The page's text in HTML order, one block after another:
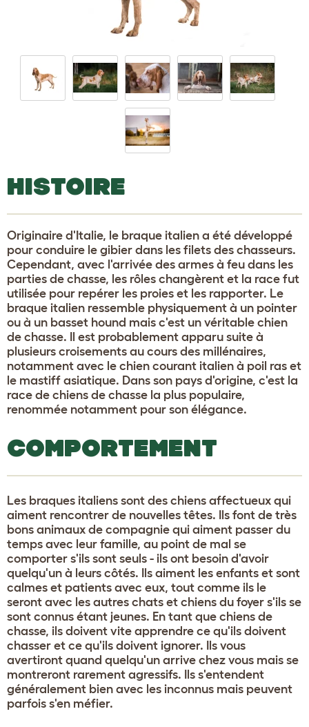
HISTOIRE
Originaire d'Italie, le braque italien a été développé
pour conduire le gibier dans les filets des chasseurs.
Cependant, avec l'arrivée des armes à feu dans les
parties de chasse, les rôles changèrent et la race fut
utilisée pour repérer les proies et les rapporter. Le
braque italien ressemble physiquement à un pointer
ou à un basset hound mais c'est un véritable chien
de chasse. Il est probablement apparu suite à
plusieurs croisements au cours des millénaires,
notamment avec le chien courant italien à poil ras et
le mastiff asiatique. Dans son pays d'origine, c'est la
race de chiens de chasse la plus populaire,
renommée notamment pour son élégance.
COMPORTEMENT
Les braques italiens sont des chiens affectueux qui
aiment rencontrer de nouvelles têtes. Ils font de très
bons animaux de compagnie qui aiment passer du
temps avec leur famille, au point de mal se
comporter s'ils sont seuls - ils ont besoin d'avoir
quelqu'un à leurs côtés. Ils aiment les enfants et sont
calmes et patients avec eux, tout comme ils le
seront avec les autres chats et chiens du foyer s'ils se
sont connus étant jeunes. En tant que chiens de
chasse, ils doivent vite apprendre ce qu'ils doivent
chasser et ce qu'ils doivent ignorer. Ils vous
avertiront quand quelqu'un arrive chez vous mais se
montreront rarement agressifs. Ils s'entendent
généralement bien avec les inconnus mais peuvent
parfois s'en méfier.